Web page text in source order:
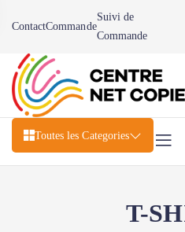
ContactCommande
Suivi de
Commande
Toutes les Categories
T-